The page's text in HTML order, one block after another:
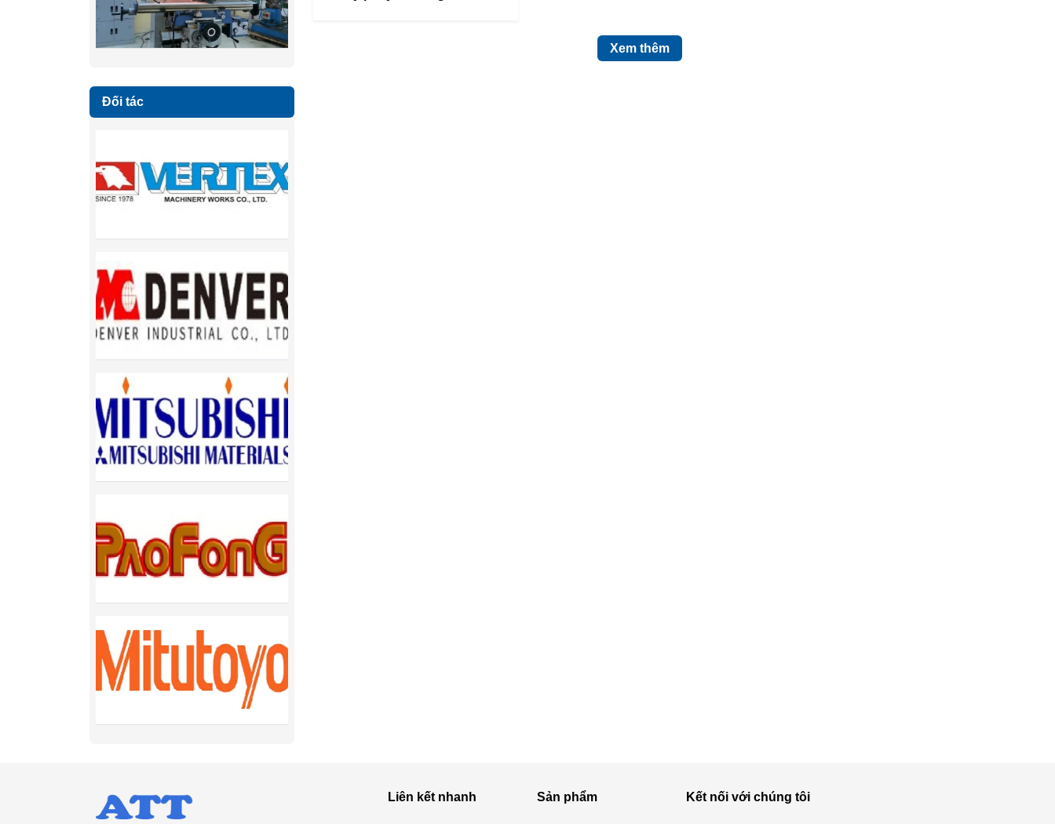
Đối tác
Xem thêm
Liên kết nhanh Sản phẩm Kết nối với chúng tôi